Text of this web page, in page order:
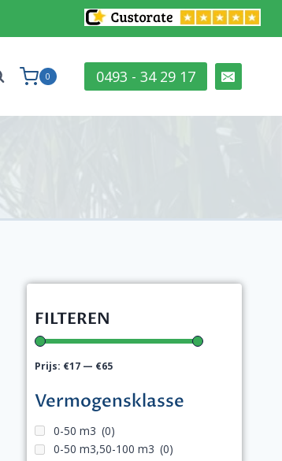
0 0493 - 34 29 17
FILTEREN
Prijs: €17— €65
Vermogensklasse
0-50 m3 (0)
0-50 m3,50-100 m3 (0)